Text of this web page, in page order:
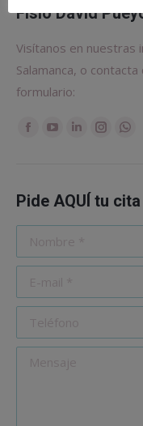
Fisio David
Visítanos en nuestras
Salamanca, o
formulario:
Encuéntranos en:
Facebook
YouTube
Linkedin
Pide AQUÍ tu cita